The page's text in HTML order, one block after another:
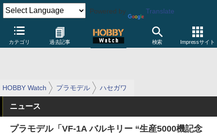
Powered by Translate
カテゴリ 過去記事 検索 Impressサイト
HOBBY Watch プラモデル ハセガワ
ニュース
プラモデル「VF-1A バルキリー “生産5000機記念